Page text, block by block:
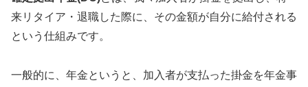
来リタイア・退職した際に、その金額が自分に給付される
という仕組みです。
一般的に、年金というと、加入者が支払った掛金を年金事